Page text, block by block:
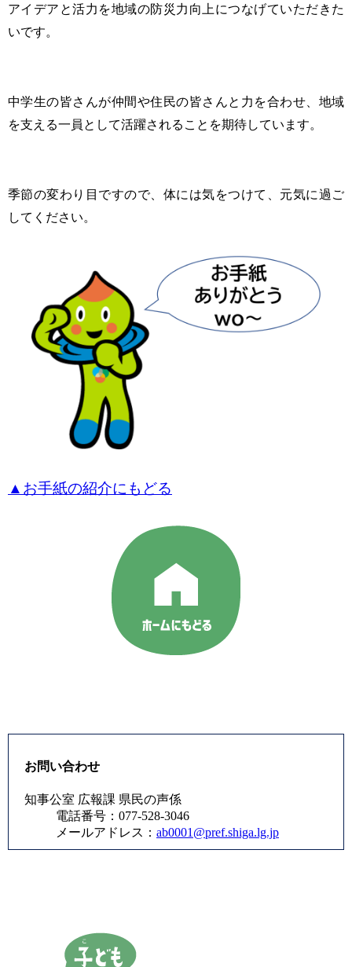
アイデアと活力を地域の防災力向上につなげていただきた
いです。
中学生の皆さんが仲間や住民の皆さんと力を合わせ、地域
を支える一員として活躍されることを期待しています。
季節の変わり目ですので、体には気をつけて、元気に過ご
してください。
▲お手紙の紹介にもどる
お問い合わせ
知事公室 広報課 県民の声係
電話番号：077-528-3046
メールアドレス： ab0001@pref.shiga.lg.jp